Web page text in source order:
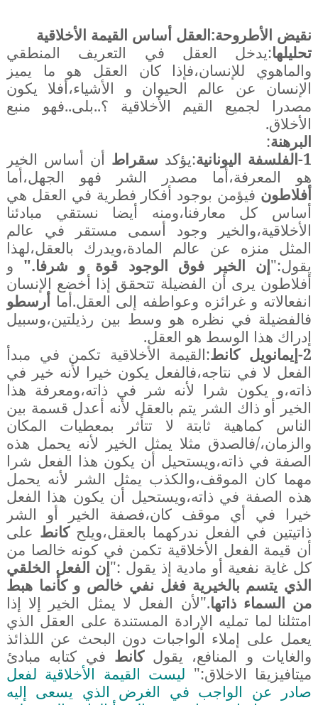
نقيض الأطروحة:العقل أساس القيمة الأخلاقية
تحليلها:يدخل العقل في التعريف المنطقي
والماهوي للإنسان،فإذا كان العقل هو ما يميز
الإنسان عن عالم الحيوان و الأشياء،أفلا يكون
مصدرا لجميع القيم الأخلاقية ؟..بلى..فهو منبع
الأخلاق.
البرهنة:
1-الفلسفة اليونانية
:يؤكد سقراط أن أساس الخير
هو المعرفة،أما مصدر الشر فهو الجهل،أما
أفلاطون فيؤمن بوجود أفكار فطرية في العقل هي
أساس كل معارفنا،ومنه أيضا نستقي مبادئنا
الأخلاقية،والخير وجود أسمى مستقر في عالم
المثل منزه عن عالم المادة،ويدرك بالعقل،لهذا
يقول:"إن الخير فوق الوجود قوة و شرفا." و
أفلاطون يرى أن الفضيلة تتحقق إذا أخضع الإنسان
انفعالاته و غرائزه وعواطفه إلى العقل.أماأرسطو
فالفضيلة في نظره هو وسط بين رذيلتين،وسبيل
إدراك هذا الوسط هو العقل.
2-إيمانويل كانط
:القيمة الأخلاقية تكمن في مبدأ
الفعل لا في نتاجه،فالفعل يكون خيرا لأنه خير في
ذاته،و يكون شرا لأنه شر في ذاته،ومعرفة هذا
الخير أو ذاك الشر يتم بالعقل لأنه أعدل قسمة بين
الناس كماهية ثابتة لا تتأثر بمعطيات المكان
والزمان،/فالصدق مثلا يمثل الخير لأنه يحمل هذه
الصفة في ذاته،ويستحيل أن يكون هذا الفعل شرا
مهما كان الموقف،والكذب يمثل الشر لأنه يحمل
هذه الصفة في ذاته،ويستحيل أن يكون هذا الفعل
خيرا في أي موقف كان،فصفة الخير أو الشر
ذاتيتين في الفعل ندركهما بالعقل،ويلحكانط على
أن قيمة الفعل الأخلاقية تكمن في كونه خالصا من
كل غاية نفعية أو مادية إذ يقول :"إن الفعل الخلقي
الذي يتسم بالخيرية فغل نفي خالص و كأنما هبط
من السماء ذاتها."لأن الفعل لا يمثل الخير إلا إذا
امتثلنا لما تمليه الإرادة المستندة على العقل الذي
يعمل على إملاء الواجبات دون البحث عن اللذائذ
والغايات و المنافع، يقولكانط في كتابه مبادئ
ميتافيزيقا الاخلاق:" ليست القيمة الأخلاقية لفعل
صادر عن الواجب في الغرض الذي يسعى إليه